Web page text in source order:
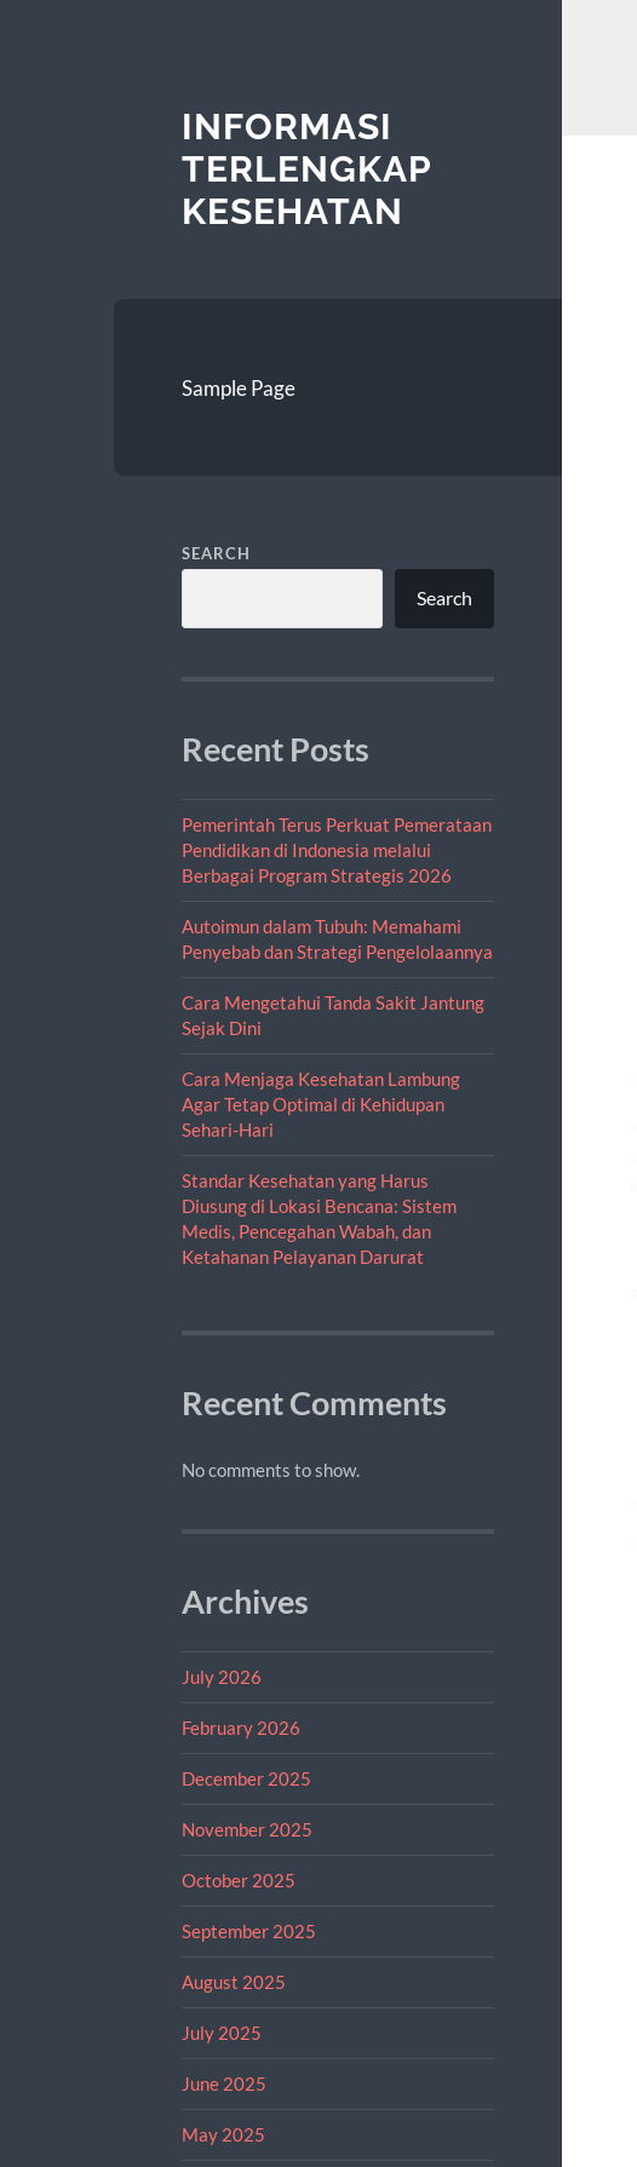
INFORMASI
TERLENGKAP
KESEHATAN
Sample Page
SEARCH
Search
Recent Posts
Pemerintah Terus Perkuat Pemerataan
Pendidikan di Indonesia melalui
Berbagai Program Strategis 2026
Autoimun dalam Tubuh: Memahami
Penyebab dan Strategi Pengelolaannya
Cara Mengetahui Tanda Sakit Jantung
Sejak Dini
Cara Menjaga Kesehatan Lambung
Agar Tetap Optimal di Kehidupan
Sehari-Hari
Standar Kesehatan yang Harus
Diusung di Lokasi Bencana: Sistem
Medis, Pencegahan Wabah, dan
Ketahanan Pelayanan Darurat
Recent Comments
No comments to show.
Archives
July 2026
February 2026
December 2025
November 2025
October 2025
September 2025
August 2025
July 2025
June 2025
May 2025